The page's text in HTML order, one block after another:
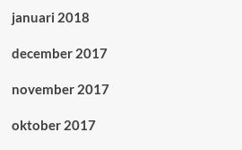
januari 2018
december 2017
november 2017
oktober 2017